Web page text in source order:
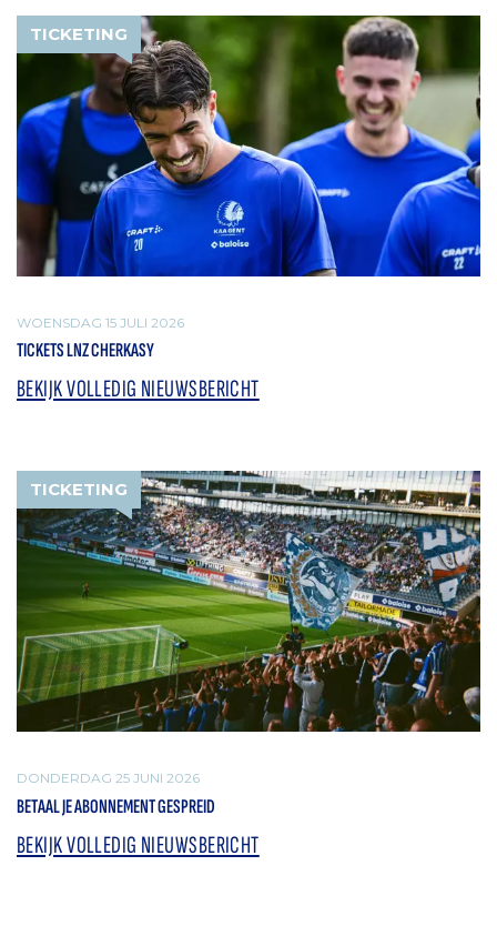
TICKETING
WOENSDAG 15 JULI 2026
TICKETS LNZ CHERKASY
BEKIJK VOLLEDIG NIEUWSBERICHT
TICKETING
DONDERDAG 25 JUNI 2026
BETAAL JE ABONNEMENT GESPREID
BEKIJK VOLLEDIG NIEUWSBERICHT